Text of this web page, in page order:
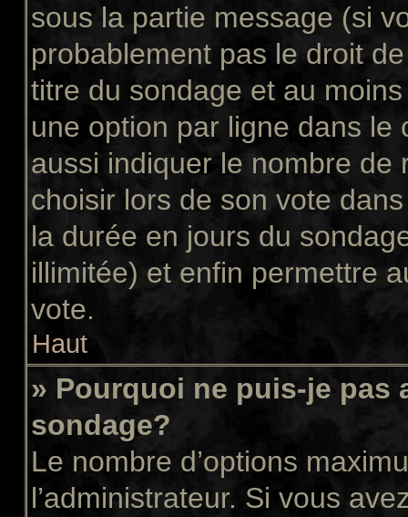
sous la partie message (si
probablement pas le droit
titre du sondage et au
une option par ligne dans le
aussi indiquer le nombre de
choisir lors de son vote
la durée en jours du
illimitée) et enfin permettre
vote.
Haut
» Pourquoi ne puis-je pas
sondage?
Le nombre d’options
l’administrateur. Si vous